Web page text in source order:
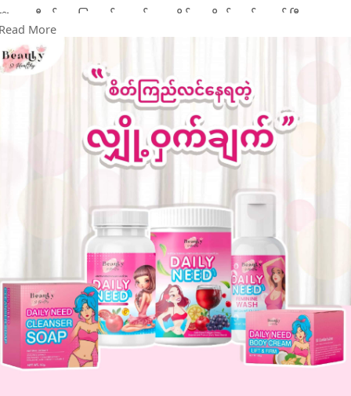
ရာသီမှန်၊ အဖြူဆင်းသက်သာ၊ မိန်းမကိုယ်ကျဥ်း သန့်ပြီး
မ်ထောင်ရေးသုခ ပြီးပြည့်စုံစေမဲ့ Daily Need အားဆေး
အသားဖြူဝင်းပြီး နုပျိုတက်ကြွ ခန္ဓာကိုယ်လှစေမဲ့ Daily Need
တင်ကိတ် ရင်ကိတ် လုံးဝန်းလှပစေမဲ့ Herbal Cream
အနံ့ဆိုးကင်း သန့်ရှင်းပြီး သက်တောင့်သက်သာရှိနေစေမဲ့
Wash နဲ့ Feminine Soap
... ဘာလိုသေးလဲ?
လိုမျိုး မိန်းမသားဆန်ဆန် ပိုလှ ပိုကျန်းမာပြီး တက်ကြွနေစေမဲ့
Need နဲ့သာဆို အချိန်တိုင်း စိတ်ချမ်းသာ ပျော်ရွှင်ရပြီပေါ့ 💕
ာပဲလိုလို မှာယူမယ်ဆို Message box မှာ hello လိုက်နော် 🙋
#dailyneedmyanmar#collagen
#herbalcream
More